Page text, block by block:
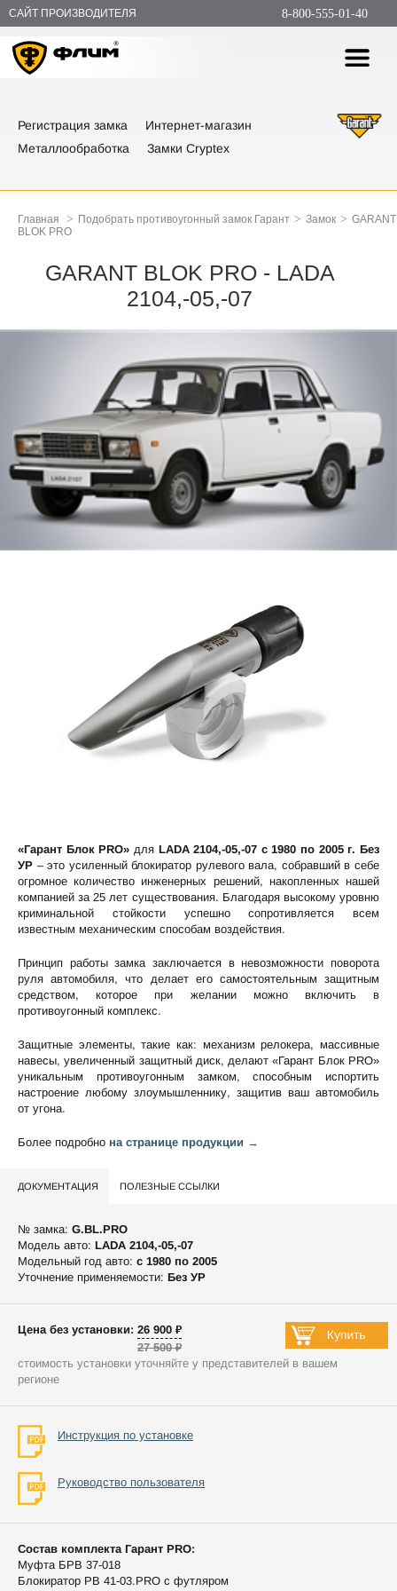
САЙТ ПРОИЗВОДИТЕЛЯ 8-800-555-01-40
Регистрация замка
Интернет-магазин
Металлообработка
Замки Cryptex
Главная > Подобрать противоугонный замок Гарант > Замок > GARANT
BLOK PRO
GARANT BLOK PRO - LADA
2104,-05,-07
«Гарант Блок PRO» для LADA 2104,-05,-07 c 1980 по 2005 г. Без
УР – это усиленный блокиратор рулевого вала, собравший в себе
огромное количество инженерных решений, накопленных нашей
компанией за 25 лет существования. Благодаря высокому уровню
криминальной стойкости успешно сопротивляется всем
известным механическим способам воздействия.
Принцип работы замка заключается в невозможности поворота
руля автомобиля, что делает его самостоятельным защитным
средством, которое при желании можно включить в
противоугонный комплекс.
Защитные элементы, такие как: механизм релокера, массивные
навесы, увеличенный защитный диск, делают «Гарант Блок PRO»
уникальным противоугонным замком, способным испортить
настроение любому злоумышленнику, защитив ваш автомобиль
от угона.
Более подробно на странице продукции →
ДОКУМЕНТАЦИЯ ПОЛЕЗНЫЕ ССЫЛКИ
№ замка: G.BL.PRO
Модель авто: LADA 2104,-05,-07
Модельный год авто: c 1980 по 2005
Уточнение применяемости: Без УР
Цена без установки: 26 900 ₽
27 500 ₽
стоимость установки уточняйте у представителей в вашем
регионе
Инструкция по установке
Руководство пользователя
Состав комплекта Гарант PRO:
Муфта БРВ 37-018
Блокиратор РВ 41-03.PRO с футляром